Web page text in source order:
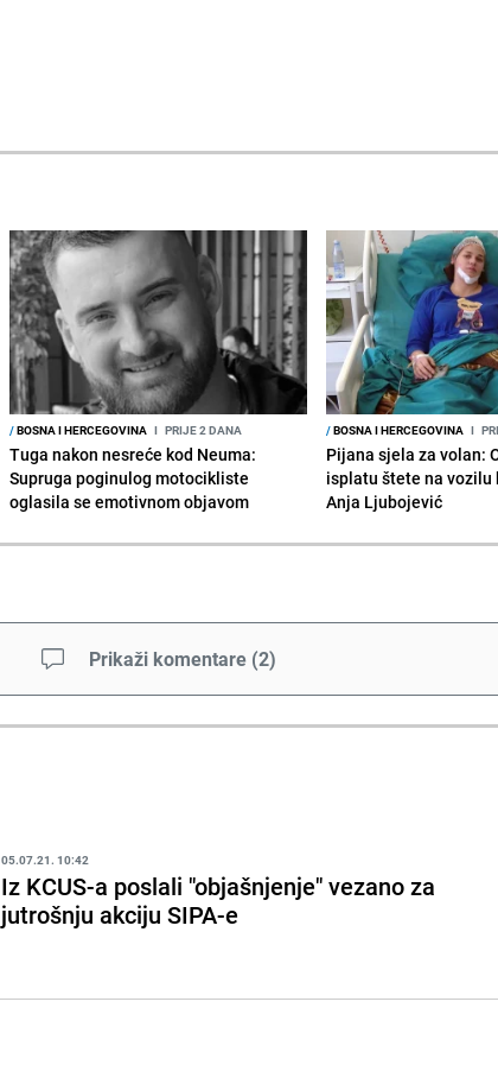
/BOSNA I HERCEGOVINA I PRIJE 2 DANA
Tuga nakon nesreće kod Neuma:
Supruga poginulog motocikliste
oglasila se emotivnom objavom
/BOSNA I HERCEGOVINA I
Pijana sjela za volan:
isplatu štete na vozilu
Anja Ljubojević
Prikaži komentare (2)
05.07.21. 10:42
Iz KCUS-a poslali "objašnjenje" vezano za
jutrošnju akciju SIPA-e